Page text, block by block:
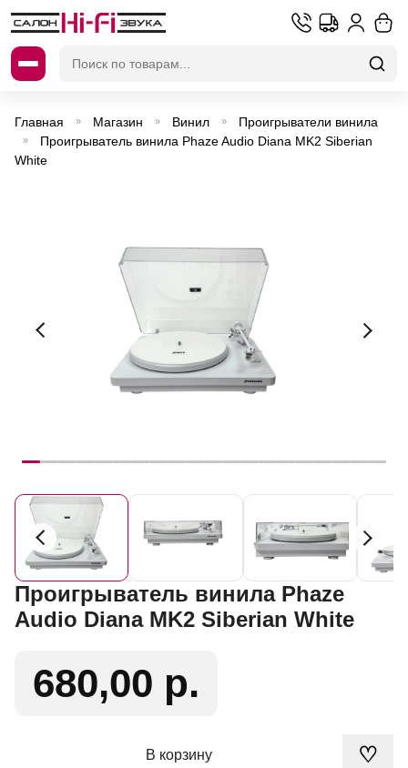
Главная » Магазин » Винил » Проигрыватели винила
»
Проигрыватель винила Phaze Audio Diana MK2 Siberian
White
Проигрыватель винила Phaze
Audio Diana MK2 Siberian White
680,00 р.
В корзину ♡